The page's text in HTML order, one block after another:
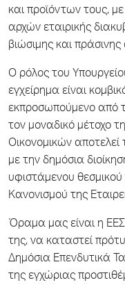
και προϊόντων τους,
αρχών εταιρικής
βιώσιμης και
Ο ρόλος του
εγχείρημα είναι
εκπροσωπούμενο από
τον μοναδικό μέτοχο
Οικονομικών αποτελεί
με την δημόσια
υφιστάμενου θεσμικού
Κανονισμού της
Όραμα μας είναι η
της, να καταστεί
Δημόσια Επενδυτικά
της εγχώριας